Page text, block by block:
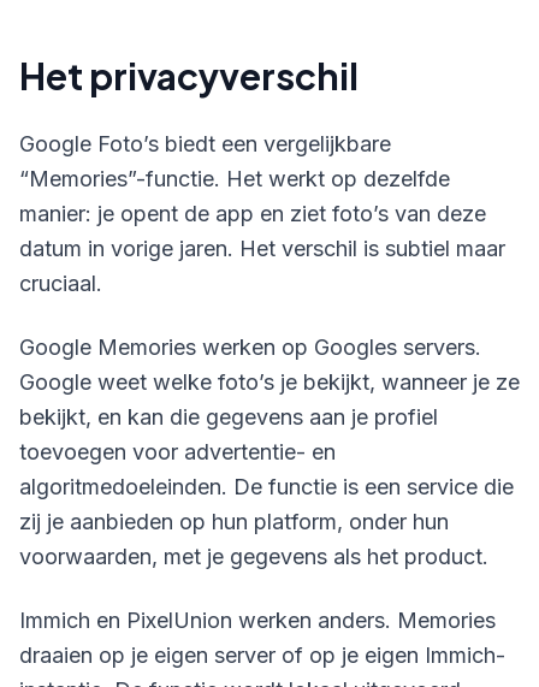
Het privacyverschil
Google Foto’s biedt een vergelijkbare
“Memories”-functie. Het werkt op dezelfde
manier: je opent de app en ziet foto’s van deze
datum in vorige jaren. Het verschil is subtiel maar
cruciaal.
Google Memories werken op Googles servers.
Google weet welke foto’s je bekijkt, wanneer je ze
bekijkt, en kan die gegevens aan je profiel
toevoegen voor advertentie- en
algoritmedoeleinden. De functie is een service die
zij je aanbieden op hun platform, onder hun
voorwaarden, met je gegevens als het product.
Immich en PixelUnion werken anders. Memories
draaien op je eigen server of op je eigen Immich-